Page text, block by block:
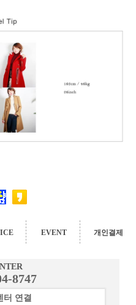
EVENT 개인결제
8747
연결